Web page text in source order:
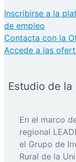
Inscribirse a la
de empleo
Contacta con la
Accede a las
Estudio de
En el marco
regional
el Grupo de
Rural de la